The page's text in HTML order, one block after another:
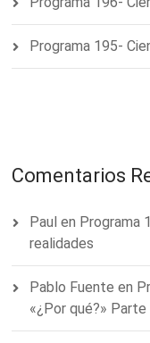
Programa 195-
Comentarios
Paul en Programa
realidades
Pablo Fuente en
«¿Por qué?» Parte II